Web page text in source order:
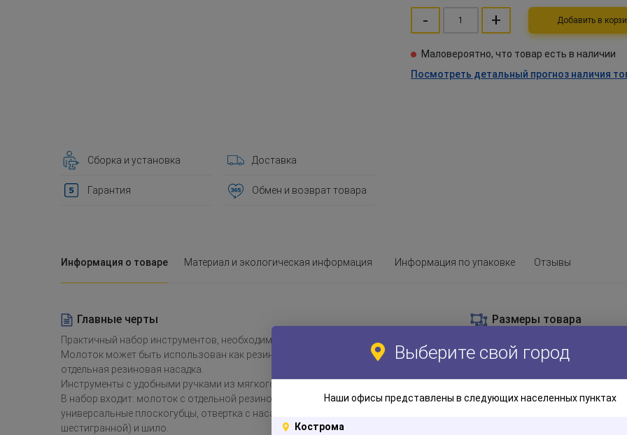
- + Добавить в
Маловероятно, что товар есть в наличии
Посмотреть детальный прогноз наличия
Сборка и установка Доставка
Гарантия Обмен и возврат товара
Информация о товаре Материал и экологическая информация Информация по упаковке Отзывы
Главные черты
Практичный набор инструментов, необходимых в каждом доме.
Молоток может быть использован как резиновая киянка, так как прилагается
отдельная резиновая насадка.
Инструменты с удобными ручками из мягкого синтетического каучука.
В набор входит: молоток с отдельной резиновой насадкой, гаечный ключ,
универсальные плоскогубцы, отвертка с насадками (крестообразной, шлицевой,
шестигранной) и шило.
Размеры товара
Другие документы
30374620 FIXA
Выберите свой город
Наши офисы представлены в следующих населенных пунктах
Кострома